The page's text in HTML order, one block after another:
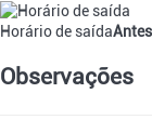
Horário de saída
Observações